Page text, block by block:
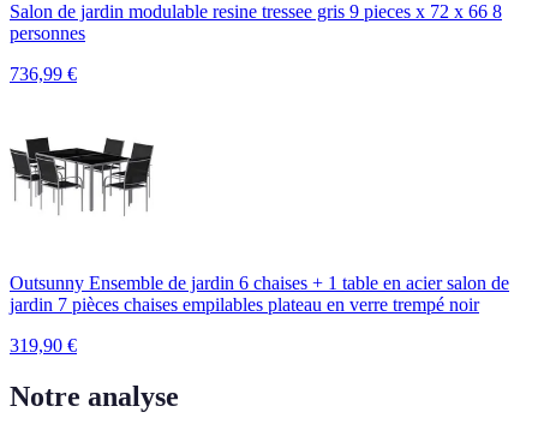
Salon de jardin modulable resine tressee gris 9 pieces x 72 x 66 8
personnes
736,99 €
Outsunny Ensemble de jardin 6 chaises + 1 table en acier salon de
jardin 7 pièces chaises empilables plateau en verre trempé noir
319,90 €
Notre analyse